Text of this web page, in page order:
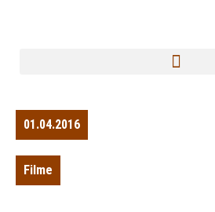
01.04.2016
Filme